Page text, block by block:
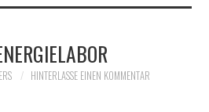
ERS HINTERLASSE EINEN KOMMENTAR